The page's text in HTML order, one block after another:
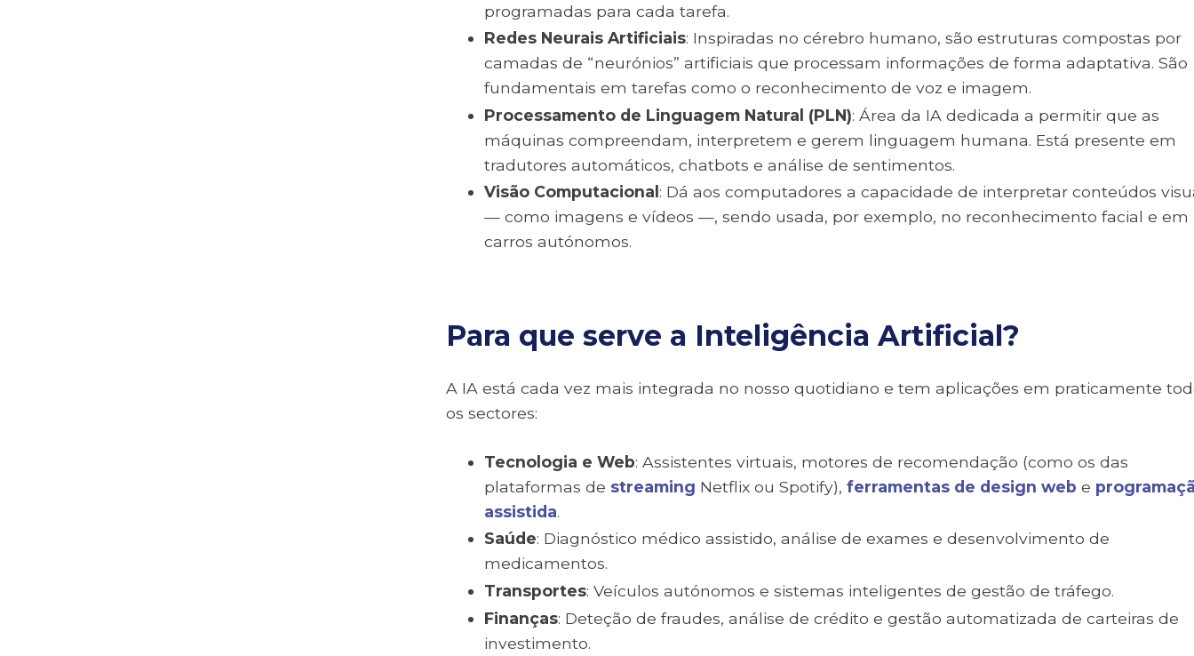
programadas para cada tarefa.
Redes Neurais Artificiais: Inspiradas no cérebro humano, são estruturas compostas por
camadas de “neurónios” artificiais que processam informações de forma adaptativa. São
fundamentais em tarefas como o reconhecimento de voz e imagem.
Processamento de Linguagem Natural (PLN): Área da IA dedicada a permitir que as
máquinas compreendam, interpretem e gerem linguagem humana. Está presente em
tradutores automáticos, chatbots e análise de sentimentos.
Visão Computacional : Dá aos computadores a capacidade de interpretar conteúdos
— como imagens e vídeos —, sendo usada, por exemplo, no reconhecimento facial e em
carros autónomos.
Para que serve a Inteligência Artificial?
A IA está cada vez mais integrada no nosso quotidiano e tem aplicações em praticamente
os sectores:
Tecnologia e Web: Assistentes virtuais, motores de recomendação (como os das
plataformas de streaming Netflix ou Spotify),ferramentas de design web e
assistida.
Saúde: Diagnóstico médico assistido, análise de exames e desenvolvimento de
medicamentos.
Transportes: Veículos autónomos e sistemas inteligentes de gestão de tráfego.
Finanças: Deteção de fraudes, análise de crédito e gestão automatizada de carteiras de
investimento.